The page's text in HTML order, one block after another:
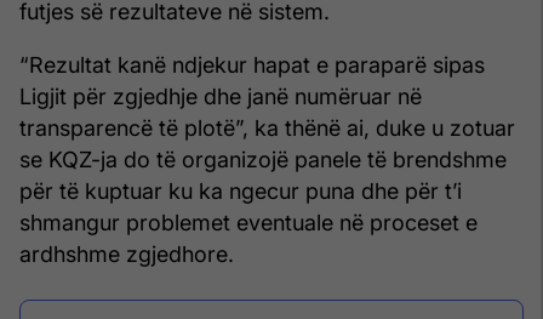
futjes së rezultateve në sistem.
“Rezultat kanë ndjekur hapat e paraparë sipas
Ligjit për zgjedhje dhe janë numëruar në
transparencë të plotë”, ka thënë ai, duke u zotuar
se KQZ-ja do të organizojë panele të brendshme
për të kuptuar ku ka ngecur puna dhe për t’i
shmangur problemet eventuale në proceset e
ardhshme zgjedhore.